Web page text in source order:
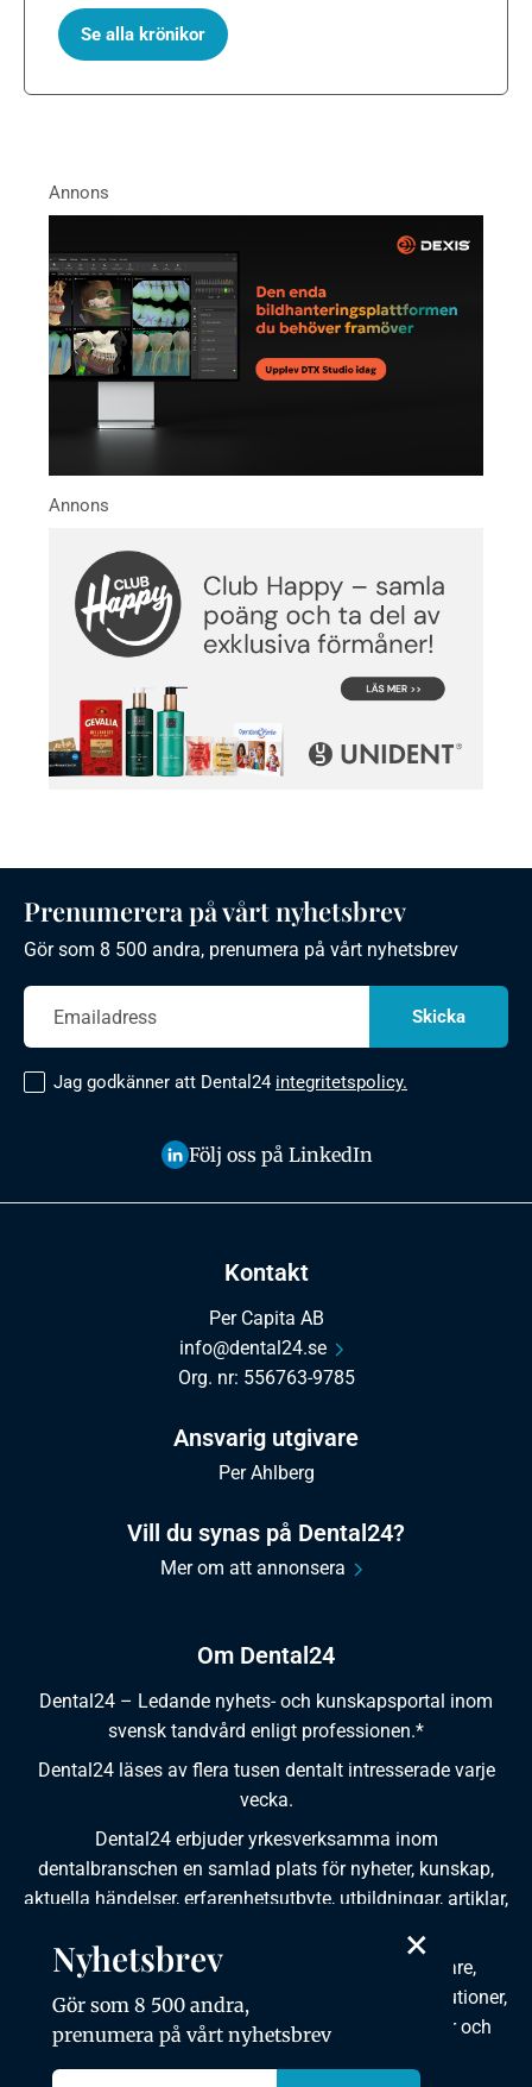
Se alla krönikor
Om Dental24
Dental24 – Ledande nyhets- och kunskapsportal inom
svensk tandvård enligt professionen.*
Dental24 läses av flera tusen dentalt intresserade varje
vecka.
Dental24 erbjuder yrkesverksamma inom
dentalbranschen en samlad plats för nyheter, kunskap,
aktuella händelser, erfarenhetsutbyte, utbildningar, artiklar,
Dental24 produceras i samverkan med tandläkare,
tandhygienister, tandsköterskor, tandtekniker, institutioner,
kursgivare, föreningar, organisationer, leverantörer och
Kontakt
Per Capita AB
info@dental24.se
Org. nr: 556763-9785
Ansvarig utgivare
Per Ahlberg
Vill du synas på Dental24?
Mer om att annonsera
Prenumerera på vårt nyhetsbrev
Gör som 8 500 andra, prenumera på vårt nyhetsbrev
Jag godkänner att Dental24 integritetspolicy.
Följ oss på LinkedIn
×
Nyhetsbrev
Gör som 8 500 andra,
prenumera på vårt nyhetsbrev